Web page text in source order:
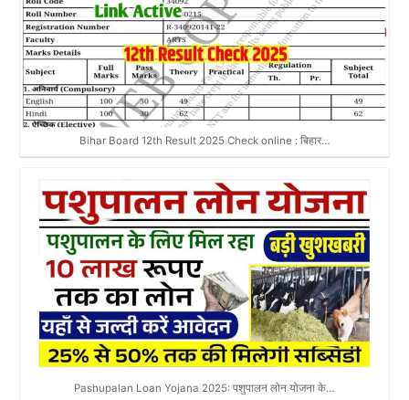
Bihar Board 12th Result 2025 Check online : बिहार…
Pashupalan Loan Yojana 2025: पशुपालन लोन योजना के…